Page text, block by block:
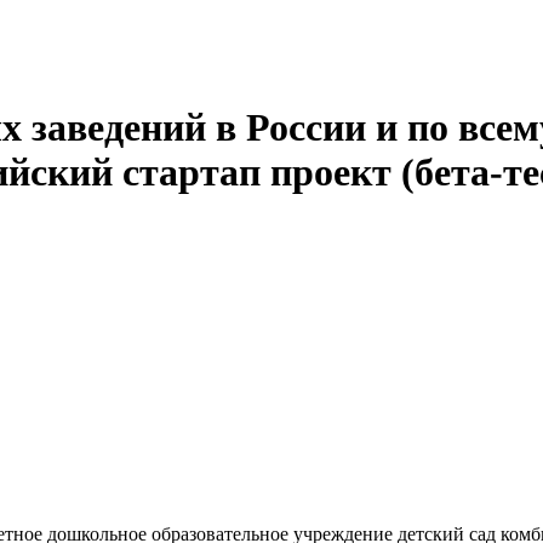
заведений в России и по
стартап проект (бета-
дошкольное образовательное учреждение детский сад